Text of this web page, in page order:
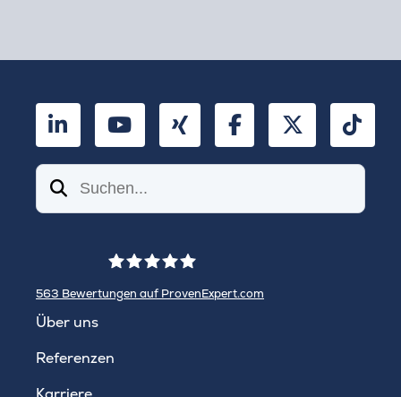
LinkedInYouTubeXing FacebookTwitter
Suchen
563 Bewertungen auf ProvenExpert.com
Über uns
Referenzen